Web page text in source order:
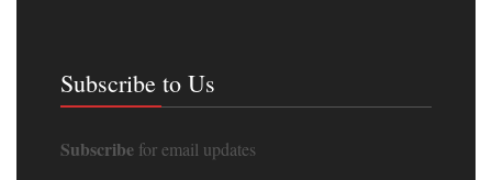
Subscribe to Us
Subscribe for email updates